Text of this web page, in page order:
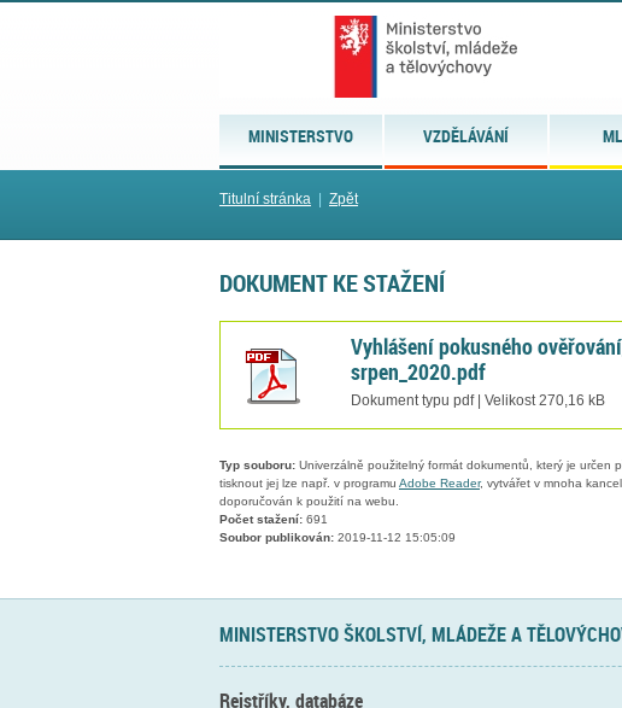
MINISTERSTVO VZDĚLÁVÁNÍ
Titulní stránka Zpět
DOKUMENT KE STAŽENÍ
Vyhlášení pokusného
srpen_2020.pdf
Dokument typu pdf | Velikost 270,16 kB
Typ souboru: Univerzálně použitelný formát dokumentů, který je určen
tisknout jej lze např. v programu Adobe Reader, vytvářet v mnoha
doporučován k použití na webu.
Počet stažení: 691
Soubor publikován: 2019-11-12 15:05:09
MINISTERSTVO ŠKOLSTVÍ, MLÁDEŽE A
Rejstříky, databáze